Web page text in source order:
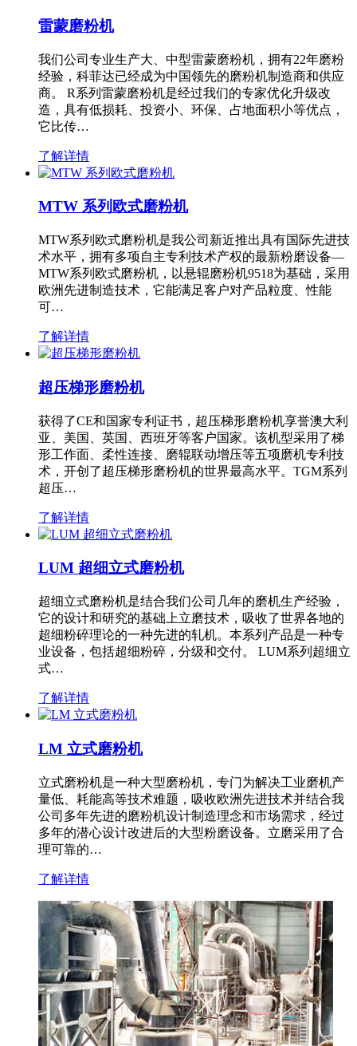
雷蒙磨粉机
我们公司专业生产大、中型雷蒙磨粉机，拥有22年磨粉
经验，科菲达已经成为中国领先的磨粉机制造商和供应
商。 R系列雷蒙磨粉机是经过我们的专家优化升级改
造，具有低损耗、投资小、环保、占地面积小等优点，
它比传…
了解详情
MTW 系列欧式磨粉机
MTW系列欧式磨粉机是我公司新近推出具有国际先进技
术水平，拥有多项自主专利技术产权的最新粉磨设备—
MTW系列欧式磨粉机，以悬辊磨粉机9518为基础，采用
欧洲先进制造技术，它能满足客户对产品粒度、性能
可…
了解详情
超压梯形磨粉机
获得了CE和国家专利证书，超压梯形磨粉机享誉澳大利
亚、美国、英国、西班牙等客户国家。该机型采用了梯
形工作面、柔性连接、磨辊联动增压等五项磨机专利技
术，开创了超压梯形磨粉机的世界最高水平。TGM系列
超压…
了解详情
LUM 超细立式磨粉机
超细立式磨粉机是结合我们公司几年的磨机生产经验，
它的设计和研究的基础上立磨技术，吸收了世界各地的
超细粉碎理论的一种先进的轧机。本系列产品是一种专
业设备，包括超细粉碎，分级和交付。 LUM系列超细立
式…
了解详情
LM 立式磨粉机
立式磨粉机是一种大型磨粉机，专门为解决工业磨机产
量低、耗能高等技术难题，吸收欧洲先进技术并结合我
公司多年先进的磨粉机设计制造理念和市场需求，经过
多年的潜心设计改进后的大型粉磨设备。立磨采用了合
理可靠的…
了解详情